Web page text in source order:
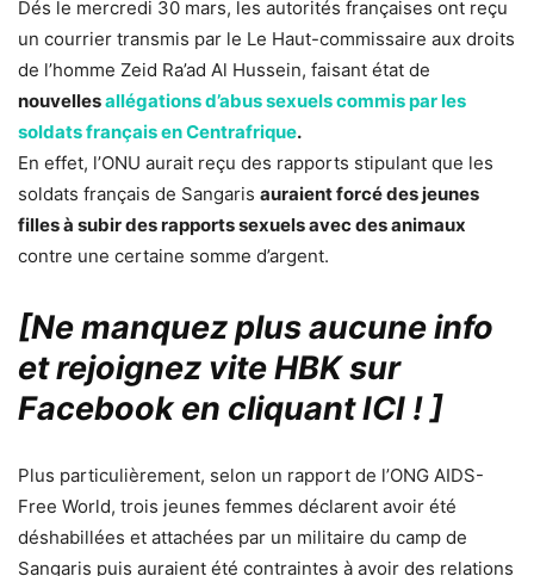
Dés le mercredi 30 mars, les autorités françaises ont reçu
un courrier transmis par le Le Haut-commissaire aux droits
de l’homme Zeid Ra’ad Al Hussein, faisant état de
nouvellesallégations d’abus sexuels commis par les
soldats français en Centrafrique.
En effet, l’ONU aurait reçu des rapports stipulant que les
soldats français de Sangaris auraient forcé des jeunes
filles à subir des rapports sexuels avec des animaux
contre une certaine somme d’argent.
[Ne manquez plus aucune info
et rejoignez vite HBK sur
Facebook en cliquant ICI !]
Plus particulièrement, selon un rapport de l’ONG AIDS-
Free World, trois jeunes femmes déclarent avoir été
déshabillées et attachées par un militaire du camp de
Sangaris puis auraient été contraintes à avoir des relations